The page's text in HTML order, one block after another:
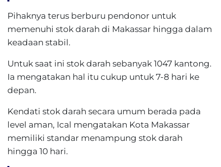
Pihaknya terus berburu pendonor untuk
memenuhi stok darah di Makassar hingga dalam
keadaan stabil.
Untuk saat ini stok darah sebanyak 1047 kantong.
Ia mengatakan hal itu cukup untuk 7-8 hari ke
depan.
Kendati stok darah secara umum berada pada
level aman, Ical mengatakan Kota Makassar
memiliki standar menampung stok darah
hingga 10 hari.